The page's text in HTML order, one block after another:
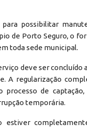
possibilitar
de Porto Seguro, o
toda sede municipal.
deve ser concluído
A regularização
processo de
temporária.
estiver